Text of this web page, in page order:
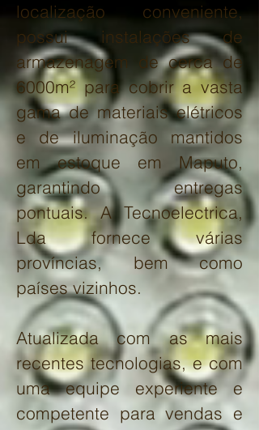
localização conveniente,
possui instalações de
armazenagem de cerca de
6000m² para cobrir a vasta
gama de materiais elétricos
e de iluminação mantidos
em estoque em Maputo,
garantindo entregas
pontuais. A Tecnoelectrica,
Lda fornece várias
províncias, bem como
países vizinhos.
Atualizada com as mais
recentes tecnologias, e com
uma equipe experiente e
competente para vendas e